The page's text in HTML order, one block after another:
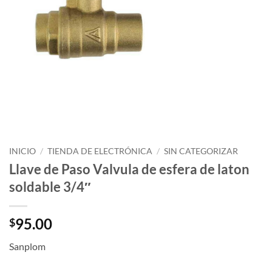
INICIO / TIENDA DE ELECTRÓNICA / SIN CATEGORIZAR
Llave de Paso Valvula de esfera de laton
soldable 3/4″
$95.00
Sanplom